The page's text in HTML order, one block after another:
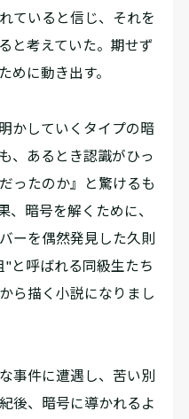
ていると信じ、それを
と考えていた。期せず
めに動き出す。
かしていくタイプの暗
、あるとき認識がひっ
ったのか』と驚けるも
、暗号を解くために、
ーを偶然発見した久則
と呼ばれる同級生たち
ら描く小説になりまし
事件に遭遇し、苦い別
後、暗号に導かれるよ